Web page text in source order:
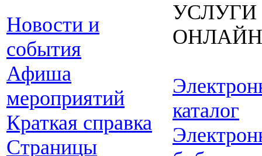
Новости и
события
Афиша
мероприятий
Краткая справка
Страницы
УСЛУГИ
ОНЛАЙН
каталог